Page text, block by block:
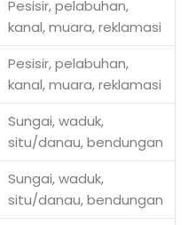
Pesisir, pelabuhan,
kanal, muara, reklamasi
Pesisir, pelabuhan,
kanal, muara, reklamasi
Sungai, waduk,
situ/danau, bendungan
Sungai, waduk,
situ/danau, bendungan